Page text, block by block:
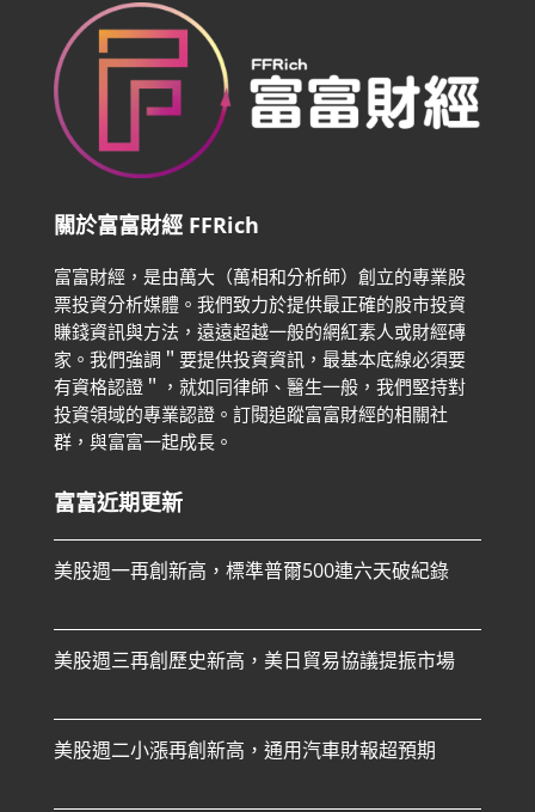
關於富富財經 FFRich
富富財經，是由萬大（萬相和分析師）創立的專業股
票投資分析媒體。我們致力於提供最正確的股市投資
賺錢資訊與方法，遠遠超越一般的網紅素人或財經磚
家。 我們強調＂要提供投資資訊，最基本底線必須要
有資格認證＂，就如同律師、醫生一般，我們堅持對
投資領域的專業認證。 訂閱追蹤富富財經的相關社
群，與富富一起成長。
富富近期更新
美股週一再創新高，標準普爾500連六天破紀錄
美股週三再創歷史新高，美日貿易協議提振市場
美股週二小漲再創新高，通用汽車財報超預期